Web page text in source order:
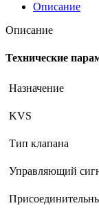
Описание
Описание
Технические
Назначение
KVS
Тип клапана
Управляющий